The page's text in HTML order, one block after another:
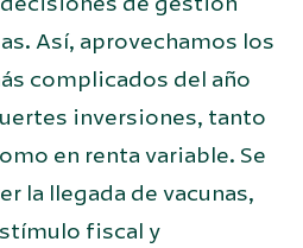
Así, aprovechamos los
complicados del año
inversiones, tanto
en renta variable. Se
la llegada de vacunas,
fiscal y